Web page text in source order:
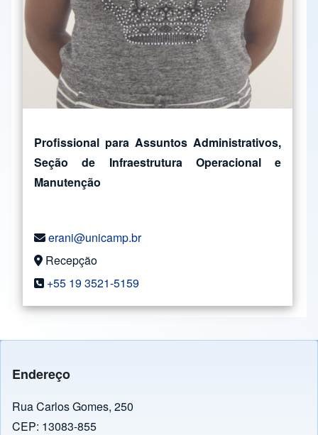
Profissional para Assuntos Administrativos,
Seção de Infraestrutura Operacional e
Manutenção
erani@unicamp.br
Recepção
+55 19 3521-5159
Endereço
Rua Carlos Gomes, 250
CEP: 13083-855